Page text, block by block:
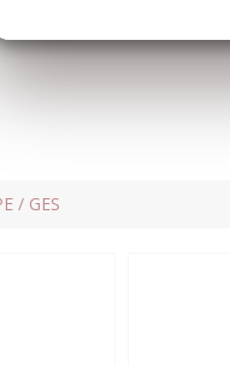
bien est exposé sont
/ GES